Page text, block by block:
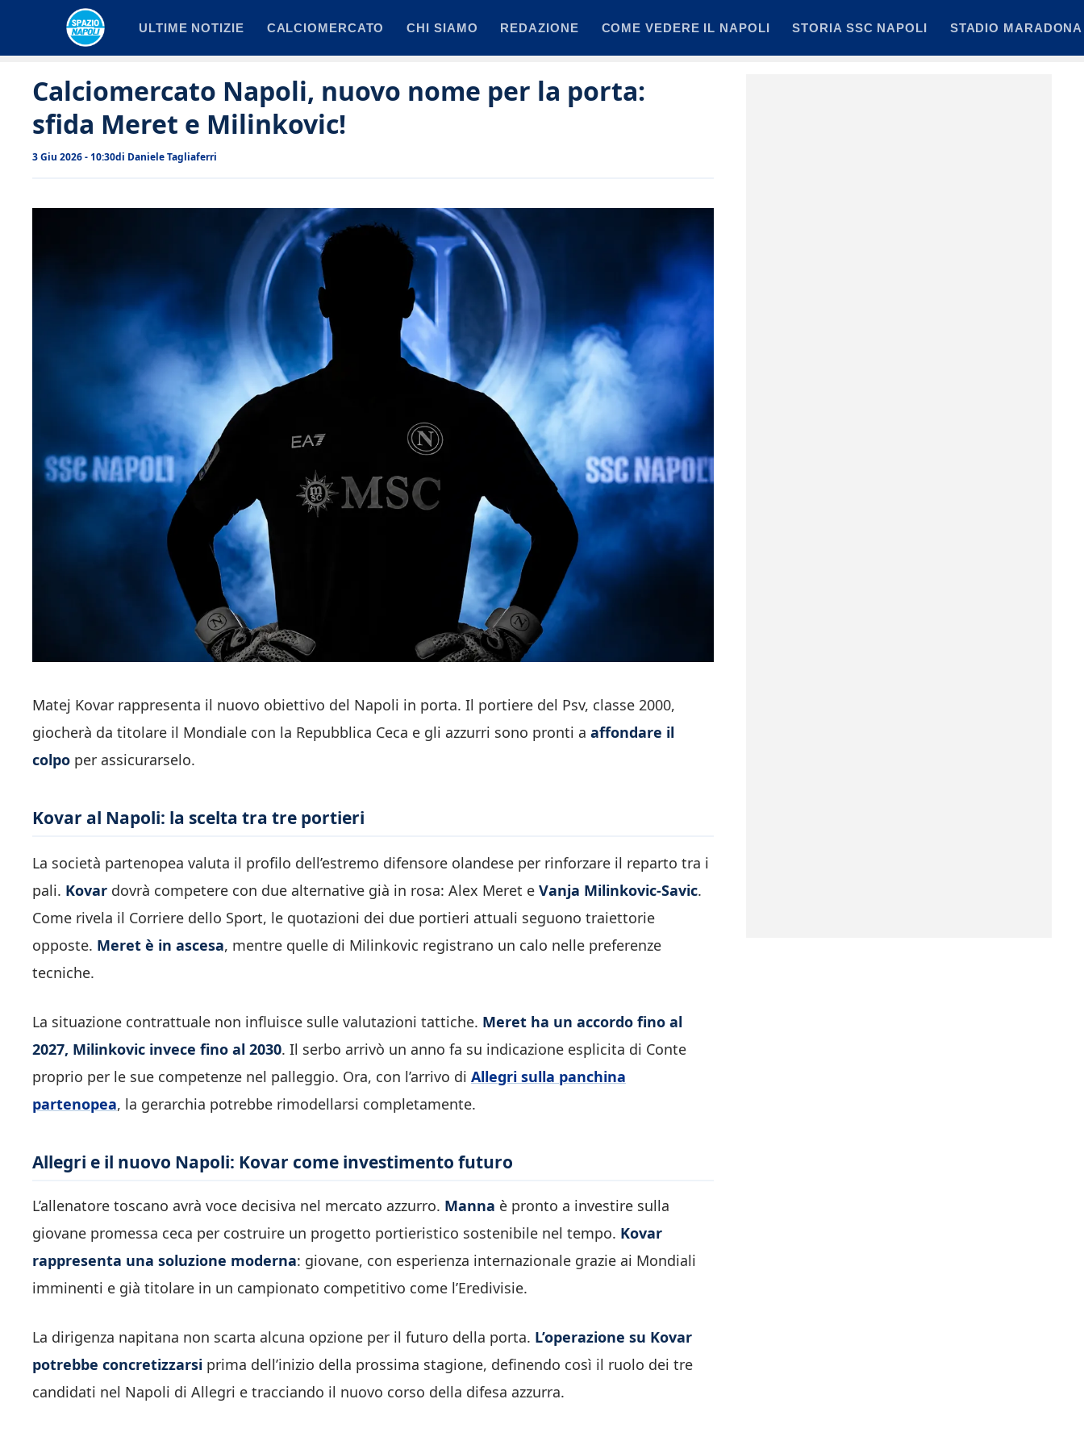
ULTIME NOTIZIE CALCIOMERCATO CHI SIAMO REDAZIONE COME VEDERE IL NAPOLI STORIA SSC NAPOLI STADIO MARADONA
Calciomercato Napoli, nuovo nome per la porta:
sfida Meret e Milinkovic!
3 Giu 2026 - 10:30di Daniele Tagliaferri
Matej Kovar rappresenta il nuovo obiettivo del Napoli in porta. Il portiere del Psv, classe 2000,
giocherà da titolare il Mondiale con la Repubblica Ceca e gli azzurri sono pronti a affondare il
colpo per assicurarselo.
Kovar al Napoli: la scelta tra tre portieri
La società partenopea valuta il profilo dell’estremo difensore olandese per rinforzare il reparto tra i
pali. Kovar dovrà competere con due alternative già in rosa: Alex Meret e Vanja Milinkovic-Savic.
Come rivela il Corriere dello Sport, le quotazioni dei due portieri attuali seguono traiettorie
opposte. Meret è in ascesa, mentre quelle di Milinkovic registrano un calo nelle preferenze
tecniche.
La situazione contrattuale non influisce sulle valutazioni tattiche. Meret ha un accordo fino al
2027, Milinkovic invece fino al 2030. Il serbo arrivò un anno fa su indicazione esplicita di Conte
proprio per le sue competenze nel palleggio. Ora, con l’arrivo di Allegri sulla panchina
partenopea, la gerarchia potrebbe rimodellarsi completamente.
Allegri e il nuovo Napoli: Kovar come investimento futuro
L’allenatore toscano avrà voce decisiva nel mercato azzurro. Manna è pronto a investire sulla
giovane promessa ceca per costruire un progetto portieristico sostenibile nel tempo. Kovar
rappresenta una soluzione moderna: giovane, con esperienza internazionale grazie ai Mondiali
imminenti e già titolare in un campionato competitivo come l’Eredivisie.
La dirigenza napitana non scarta alcuna opzione per il futuro della porta. L’operazione su Kovar
potrebbe concretizzarsi prima dell’inizio della prossima stagione, definendo così il ruolo dei tre
candidati nel Napoli di Allegri e tracciando il nuovo corso della difesa azzurra.